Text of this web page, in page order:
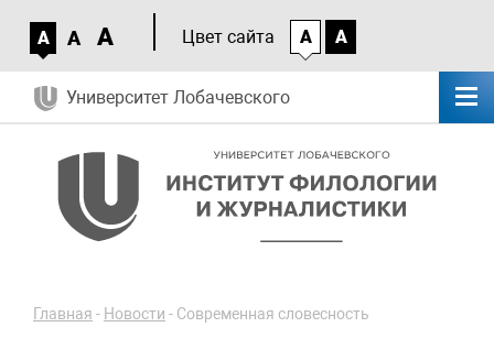
A A A Цвет сайта A A
Университет Лобачевского
Главная - Новости - Современная словесность